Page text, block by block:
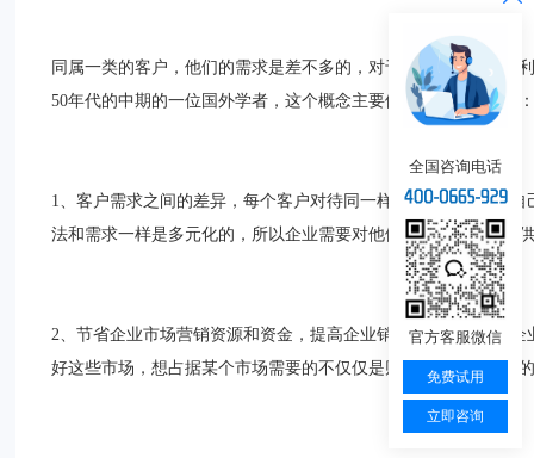
同属一类的客户，他们的需求是差不多的，对于能为企业创造
50年代的中期的一位国外学者，这个概念主要依据以下两个理论
1、客户需求之间的差异，每个客户对待同一样产品和服务都有
法和需求一样是多元化的，所以企业需要对他们进行分类，以提
2、节省企业市场营销资源和资金，提高企业销售竞争力，如果
好这些市场，想占据某个市场需要的不仅仅是财力与人力，更多
全国咨询电话
官方客服微信
免费试用
立即咨询